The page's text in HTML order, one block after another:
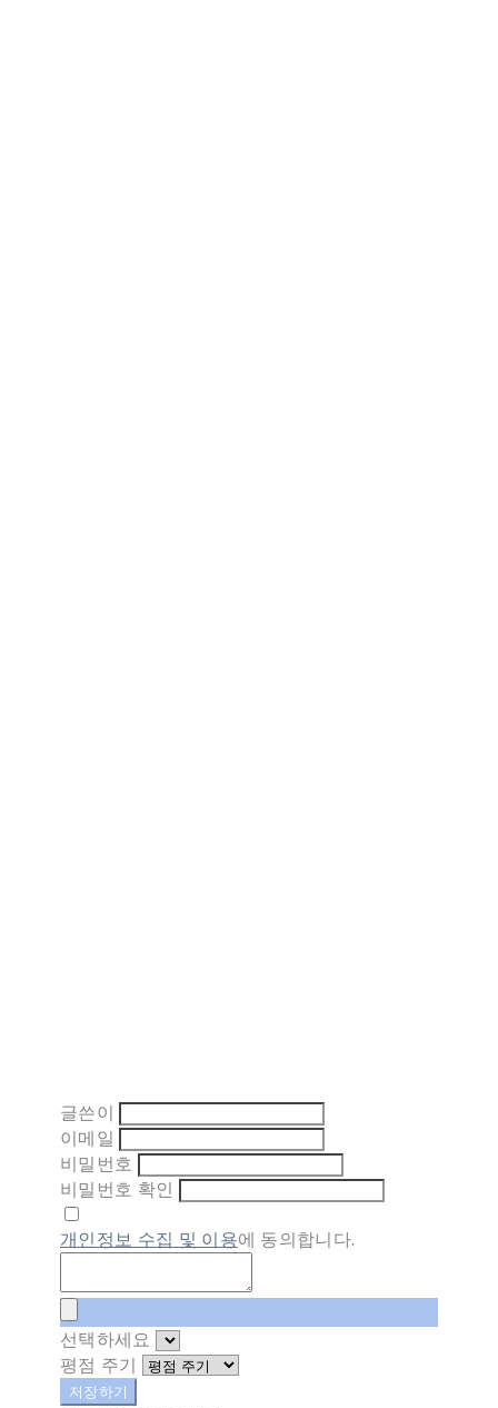
글쓴이
이메일
비밀번호
비밀번호 확인
개인정보 수집 및 이용에 동의합니다.
선택하세요
평점 주기
저장하기